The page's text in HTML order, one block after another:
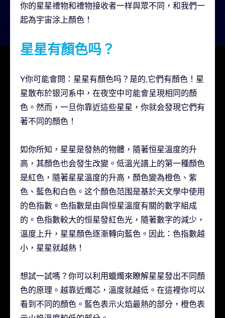
你的星星禮物和禮物接收者一样與眾不同，和我們一
起為宇宙涂上顏色！
星星有顏色吗？
Y你可能會問：星星有顏色吗？是的,它們有顏色！星
星散布於银河系中，在夜空中可能會呈現相同的顏
色。然而，一旦你靠近這些星星，你就会發現它們有
著不同的顏色！
如你所知，星星是發熱的物體，隨著恒星溫度的升
高，其顏色也会發生改變。低溫光譜上的第一種顏色
是紅色，隨著星星溫度的升高，顏色變為橙色、紫
色、藍色和白色。这个顏色范围是基於天文學中使用
的色指數。色指數是由與恒星溫度有關的數字組成
的。色指數較大的恒星發紅色光，隨著數字的減少，
溫度上升，星星顏色逐漸轉向藍色。因此：色指數越
小，星星就越熱！
想試一試嗎？你可以利用蠟燭來瞭解星星發出不同顏
色的原理。越靠近燭芯，溫度就越低。在這裡你可以
看到不同的顏色。藍色表示火焰最熱的部分，橙色表